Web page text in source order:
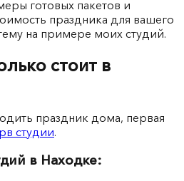
готовых пакетов и
праздника для вашего
на примере моих студий.
стоит в
праздник дома, первая
студии.
в Находке: